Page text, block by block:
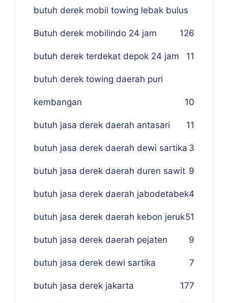
butuh derek mobil towing lebak bulus
26
Butuh derek mobilindo 24 jam 1
butuh derek terdekat depok 24 jam 11
butuh derek towing daerah puri
kembangan 10
butuh jasa derek daerah antasari 11
butuh jasa derek daerah dewi sartika 3
butuh jasa derek daerah duren sawit 9
butuh jasa derek daerah jabodetabek4
butuh jasa derek daerah kebon jeruk51
butuh jasa derek daerah pejaten 9
butuh jasa derek dewi sartika 7
butuh jasa derek jakarta 177